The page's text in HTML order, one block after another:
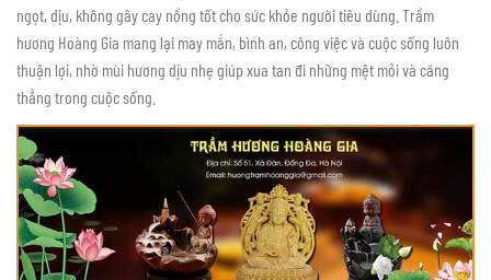
ngọt, dịu, không gây cay nồng tốt cho sức khỏe người tiêu dùng. Trầm
hương Hoàng Gia mang lại may mắn, bình an, công việc và cuộc sống luôn
thuận lợi, nhờ mùi hương dịu nhẹ giúp xua tan đi những mệt mỏi và căng
thẳng trong cuộc sống.